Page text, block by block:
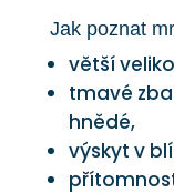
Jak poznat
větší
tmavé
hnědé,
výskyt v